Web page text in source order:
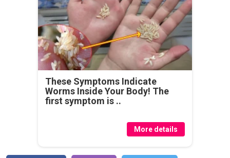
These Symptoms Indicate
Worms Inside Your Body! The
first symptom is ..
More details